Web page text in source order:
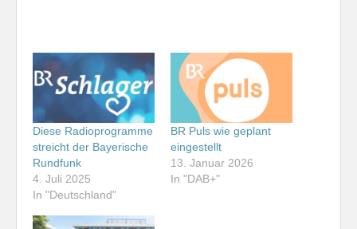
Diese Radioprogramme
streicht der Bayerische
Rundfunk
4. Juli 2025
In "Deutschland"
BR Puls wie geplant
eingestellt
13. Januar 2026
In "DAB+"